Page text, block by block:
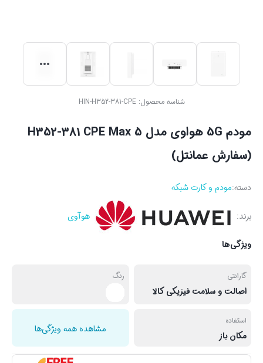
شناسه محصول:HIN-H352-381-CPE
مودم 5G هواوی مدل H352-381 CPE Max 5
(سفارش عمانتل)
دسته:مودم و کارت شبکه
برند: هوآوی
ویژگی‌ها
گارانتی
اصالت و سلامت فیزیکی کالا
رنگ
استفاده
مکان باز
مشاهده همه ویژگی‌ها